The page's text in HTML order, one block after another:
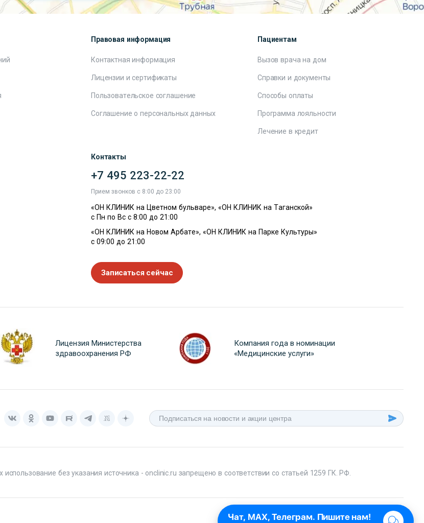
Правовая информация
Контактная информация
Лицензии и сертификаты
Пользовательское соглашение
Соглашение о персональных данных
Пациентам
Вызов врача на дом
Справки и документы
Способы оплаты
Программа лояльности
Лечение в кредит
Контакты
+7 495 223-22-22
Прием звонков с 8:00 до 23:00
«ОН КЛИНИК на Цветном бульваре», «ОН КЛИНИК на Таганской»
с Пн по Вс с 8:00 до 21:00
«ОН КЛИНИК на Новом Арбате», «ОН КЛИНИК на Парке Культуры»
с 09:00 до 21:00
Записаться сейчас
Лицензия Министерства
здравоохранения РФ
Компания года в номинации
«Медицинские услуги»
без указания источника - onclinic.ru запрещено в соответствии со статьей 1259 ГК. РФ.